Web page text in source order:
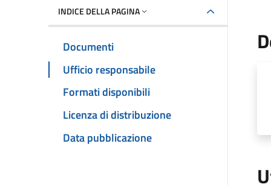
INDICE DELLA PAGINA
Documenti
Ufficio responsabile
Formati disponibili
Licenza di distribuzione
Data pubblicazione